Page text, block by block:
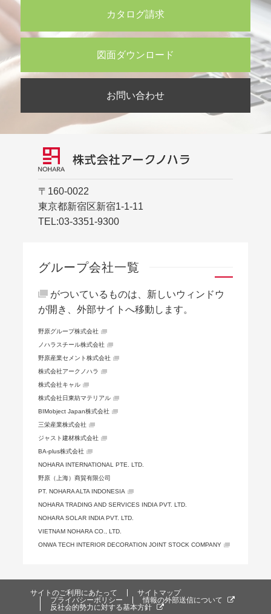
カタログ請求
図面ダウンロード
お問い合わせ
〒160-0022
東京都新宿区新宿1-1-11
TEL:03-3351-9300
グループ会社一覧
がついているものは、新しいウィンドウ
が開き、外部サイトへ移動します。
野原グループ株式会社
ノハラスチール株式会社
野原産業セメント株式会社
株式会社アークノハラ
株式会社キャル
株式会社日東紡マテリアル
BIMobject Japan株式会社
三栄産業株式会社
ジャスト建材株式会社
BA-plus株式会社
NOHARA INTERNATIONAL PTE. LTD.
野原（上海）商貿有限公司
PT. NOHARA ALTA INDONESIA
NOHARA TRADING AND SERVICES INDIA PVT. LTD.
NOHARA SOLAR INDIA PVT. LTD.
VIETNAM NOHARA CO., LTD.
ONWA TECH INTERIOR DECORATION JOINT STOCK COMPANY
サイトのご利用にあたって
サイトマップ
プライバシーポリシー
情報の外部送信について
反社会的勢力に対する基本方針